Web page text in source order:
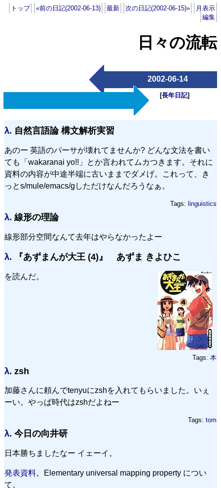
トップ «前の日記(2002-06-13) 最新 次の日記(2002-06-15)»
月表示
編集
日々の流転
2002-06-14
[長年日記]
λ. 自然言語論 構文解析実習
あのー 英語のパーサが壊れてませんか? どんな文法を書い
ても「wakaranai yo!!」とか言われてムカつきます。それに
資料の内容が中途半端に古いままでダメげ。これって、き
っとs/mule/emacs/gしただけなんだろうなぁ。
Tags: linguistics
λ. 線形の理論
線形部分空間なんて去年はやらなかったよー
λ. 『あずまんが大王 (4)』 あずま きよひこ
を読んだ。
Tags: 本
λ. zsh
加藤さんに頼んでtenyuにzshを入れてもらいました。いぇ
ーい。やっぱ時代はzshだよねー
Tags: tom
λ. 今日の向井研
日本勝ちましたなー イェーイ。
発表資料。Elementary universal mapping property につい
て。